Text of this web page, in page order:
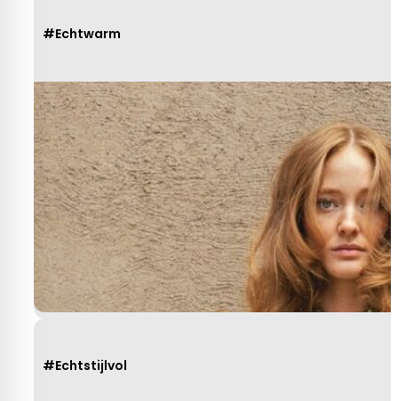
#Echtwarm
#Echtstijlvol